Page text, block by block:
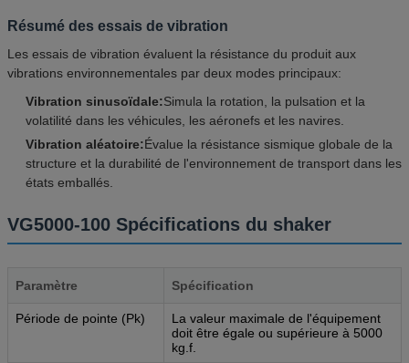
Résumé des essais de vibration
Les essais de vibration évaluent la résistance du produit aux
vibrations environnementales par deux modes principaux:
Vibration sinusoïdale:Simula la rotation, la pulsation et la
volatilité dans les véhicules, les aéronefs et les navires.
Vibration aléatoire:Évalue la résistance sismique globale de la
structure et la durabilité de l'environnement de transport dans les
états emballés.
VG5000-100 Spécifications du shaker
Paramètre Spécification
Période de pointe (Pk)
La valeur maximale de l'équipement
doit être égale ou supérieure à 5000
kg.f.